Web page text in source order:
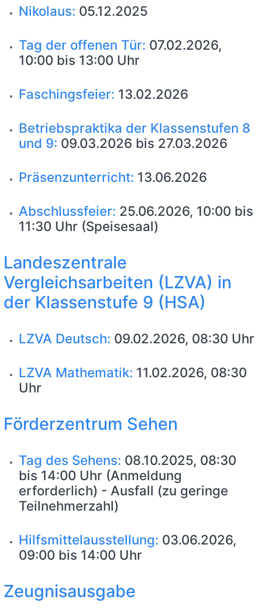
Nikolaus: 05.12.2025
Tag der offenen Tür: 07.02.2026,
10:00 bis 13:00 Uhr
Faschingsfeier: 13.02.2026
Betriebspraktika der Klassenstufen 8
und 9: 09.03.2026 bis 27.03.2026
Präsenzunterricht: 13.06.2026
Abschlussfeier: 25.06.2026, 10:00 bis
11:30 Uhr (Speisesaal)
Landeszentrale
Vergleichsarbeiten (LZVA) in
der Klassenstufe 9 (HSA)
LZVA Deutsch: 09.02.2026, 08:30 Uhr
LZVA Mathematik: 11.02.2026, 08:30
Uhr
Förderzentrum Sehen
Tag des Sehens: 08.10.2025, 08:30
bis 14:00 Uhr (Anmeldung
erforderlich) - Ausfall (zu geringe
Teilnehmerzahl)
Hilfsmittelausstellung: 03.06.2026,
09:00 bis 14:00 Uhr
Zeugnisausgabe